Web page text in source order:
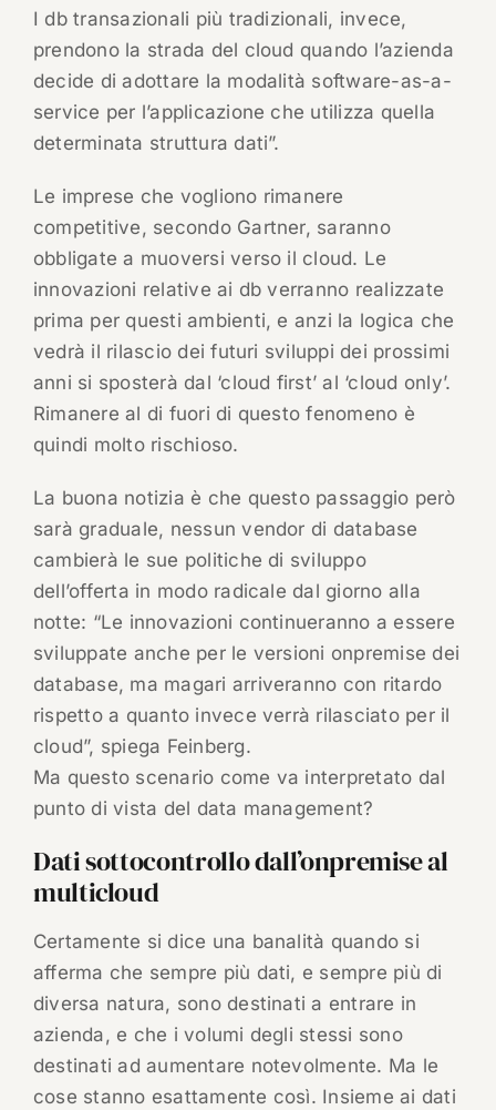
I db transazionali più tradizionali, invece,
prendono la strada del cloud quando l’azienda
decide di adottare la modalità software-as-a-
service per l’applicazione che utilizza quella
determinata struttura dati”.
Le imprese che vogliono rimanere
competitive, secondo Gartner, saranno
obbligate a muoversi verso il cloud. Le
innovazioni relative ai db verranno realizzate
prima per questi ambienti, e anzi la logica che
vedrà il rilascio dei futuri sviluppi dei prossimi
anni si sposterà dal ‘cloud first’ al ‘cloud only’.
Rimanere al di fuori di questo fenomeno è
quindi molto rischioso.
La buona notizia è che questo passaggio però
sarà graduale, nessun vendor di database
cambierà le sue politiche di sviluppo
dell’offerta in modo radicale dal giorno alla
notte: “Le innovazioni continueranno a essere
sviluppate anche per le versioni onpremise dei
database, ma magari arriveranno con ritardo
rispetto a quanto invece verrà rilasciato per il
cloud”, spiega Feinberg.
Ma questo scenario come va interpretato dal
punto di vista del data management?
Dati sottocontrollo dall’onpremise al
multicloud
Certamente si dice una banalità quando si
afferma che sempre più dati, e sempre più di
diversa natura, sono destinati a entrare in
azienda, e che i volumi degli stessi sono
destinati ad aumentare notevolmente. Ma le
cose stanno esattamente così. Insieme ai dati